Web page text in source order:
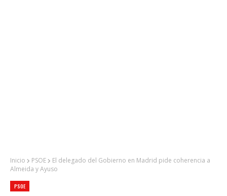
Inicio PSOE
El delegado del Gobierno en Madrid pide coherencia a
Almeida y Ayuso
PSOE